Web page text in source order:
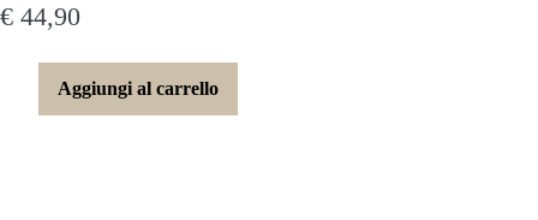
€ 44,90
Diminuisci
Cuvèe
Aumenta
Aggiungi al carrello